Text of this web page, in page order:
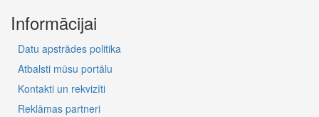
Informācijai
Datu apstrādes politika
Atbalsti mūsu portālu
Kontakti un rekvizīti
Reklāmas partneri